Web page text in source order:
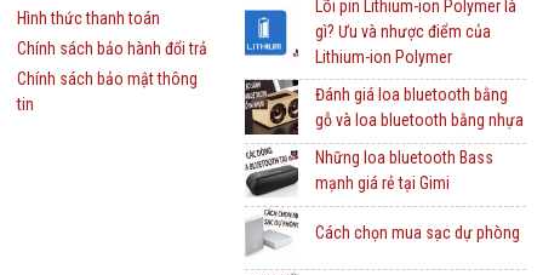
Hình thức thanh toán
Chính sách bảo hành đổi trả
Chính sách bảo mật thông
tin
Lõi pin Lithium-ion Polymer là
gì? Ưu và nhược điểm của
Lithium-ion Polymer
Đánh giá loa bluetooth bằng
gỗ và loa bluetooth bằng nhựa
Những loa bluetooth Bass
mạnh giá rẻ tại Gimi
Cách chọn mua sạc dự phòng